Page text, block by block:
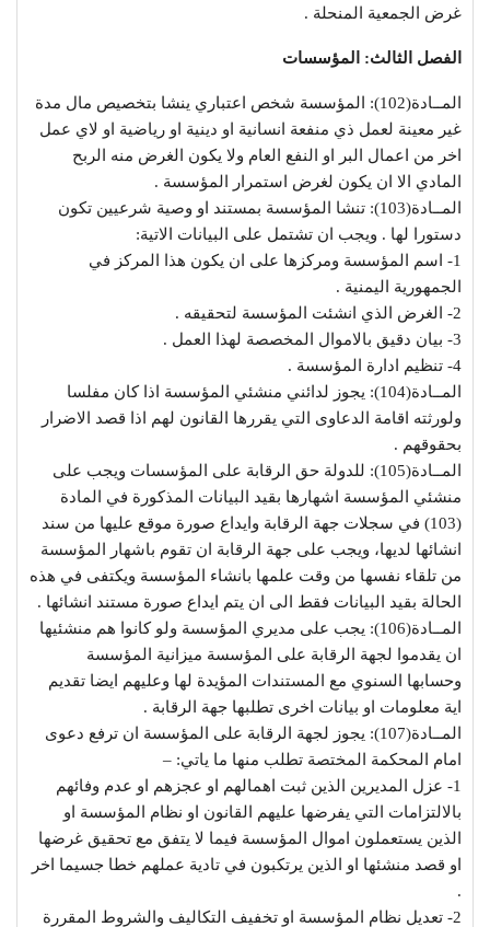
غرض الجمعية المنحلة .
الفصل الثالث: المؤسسات
المــادة(102): المؤسسة شخص اعتباري ينشا بتخصيص مال مدة
غير معينة لعمل ذي منفعة انسانية او دينية او رياضية او لاي عمل
اخر من اعمال البر او النفع العام ولا يكون الغرض منه الربح
المادي الا ان يكون لغرض استمرار المؤسسة .
المــادة(103): تنشا المؤسسة بمستند او وصية شرعيين تكون
دستورا لها . ويجب ان تشتمل على البيانات الاتية:
1- اسم المؤسسة ومركزها على ان يكون هذا المركز في
الجمهورية اليمنية .
2- الغرض الذي انشئت المؤسسة لتحقيقه .
3- بيان دقيق بالاموال المخصصة لهذا العمل .
4- تنظيم ادارة المؤسسة .
المــادة(104): يجوز لدائني منشئي المؤسسة اذا كان مفلسا
ولورثته اقامة الدعاوى التي يقررها القانون لهم اذا قصد الاضرار
بحقوقهم .
المــادة(105): للدولة حق الرقابة على المؤسسات ويجب على
منشئي المؤسسة اشهارها بقيد البيانات المذكورة في المادة
(103) في سجلات جهة الرقابة وايداع صورة موقع عليها من سند
انشائها لديها، ويجب على جهة الرقابة ان تقوم باشهار المؤسسة
من تلقاء نفسها من وقت علمها بانشاء المؤسسة ويكتفى في هذه
الحالة بقيد البيانات فقط الى ان يتم ايداع صورة مستند انشائها .
المــادة(106): يجب على مديري المؤسسة ولو كانوا هم منشئيها
ان يقدموا لجهة الرقابة على المؤسسة ميزانية المؤسسة
وحسابها السنوي مع المستندات المؤيدة لها وعليهم ايضا تقديم
اية معلومات او بيانات اخرى تطلبها جهة الرقابة .
المــادة(107): يجوز لجهة الرقابة على المؤسسة ان ترفع دعوى
امام المحكمة المختصة تطلب منها ما ياتي: –
1- عزل المديرين الذين ثبت اهمالهم او عجزهم او عدم وفائهم
بالالتزامات التي يفرضها عليهم القانون او نظام المؤسسة او
الذين يستعملون اموال المؤسسة فيما لا يتفق مع تحقيق غرضها
او قصد منشئها او الذين يرتكبون في تادية عملهم خطا جسيما اخر
.
2- تعديل نظام المؤسسة او تخفيف التكاليف والشروط المقررة